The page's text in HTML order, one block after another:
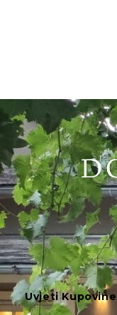
Uvjeti Kupovine